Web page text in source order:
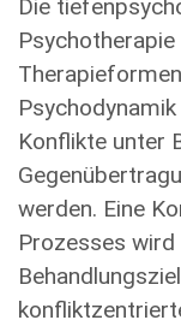
Die
Konflikte unter
werden. Eine
Prozesses